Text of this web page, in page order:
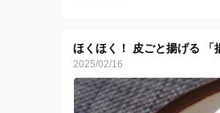
じゃがいもみたいにほくほく
「揚げにんにく」
皮をむいて揚げるよりも、
ほくほく！ 皮ごと揚げる 「
2025/02/16